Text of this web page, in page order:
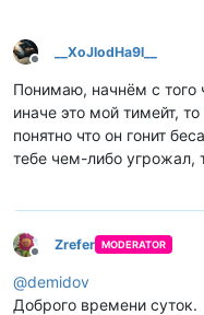
Не в сети
__XoJlodHa9l__
Понимаю, начнём с того
иначе это мой тимейт,
понятно что он гонит
тебе чем-либо угрожал,
Не в сети
Zrefer MODERATOR
@demidov
Доброго времени суток.